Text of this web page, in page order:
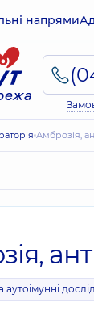
напрями
Амброзія,
аутоімунні